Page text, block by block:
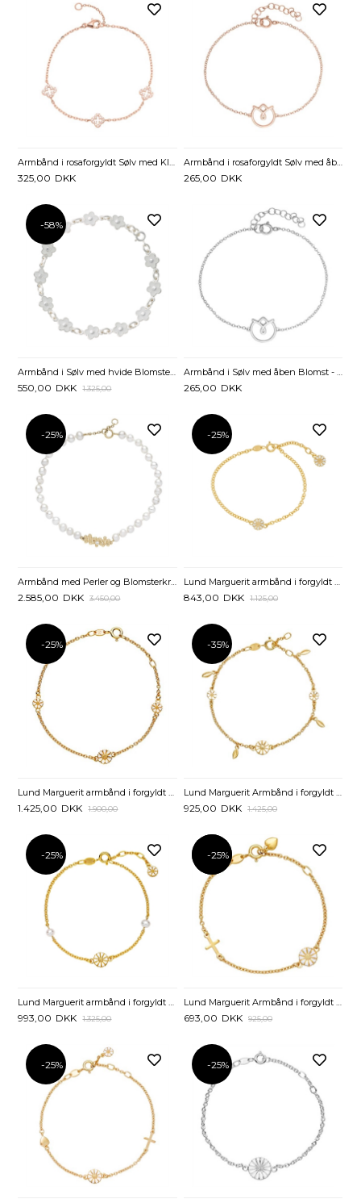
325,00 DKK 265,00 DKK
-58%
Armbånd i Sølv med hvide Blomster - 18,5 cm
550,00 DKK 1.325,00
Armbånd i Sølv med åben Blomst - 16 til 19 cm
265,00 DKK
-25%
Armbånd med Perler og Blomsterkrans i Guld - 17 til 19 cm
2.585,00 DKK 3.450,00
-25%
Lund Marguerit armbånd i forgyldt Sølv - 17 og 19 cm
843,00 DKK 1.125,00
-25%
1.425,00 DKK 1.900,00
-35%
925,00 DKK 1.425,00
-25%
Lund Marguerit armbånd i forgyldt Sølv med Ferskvandsperler - 17 til 19 cm
993,00 DKK 1.325,00
-25%
-25%
Lund Marguerit Armbånd i forgyldt Sølv med Tro Håb og Kærlighed - 14 og 16 cm
693,00 DKK 925,00
-25% -25%